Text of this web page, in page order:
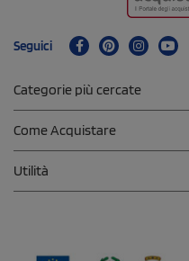
Seguici
Categorie più cercate
Come Acquistare
Utilità